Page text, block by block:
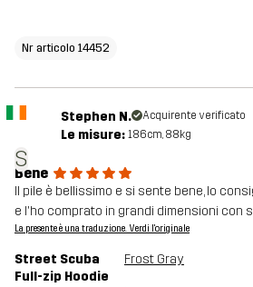
Nr articolo 14452
S
Stephen N. Acquirente verificato
Le misure: 186cm, 88kg
Bene
Il pile è bellissimo e si sente bene, lo
e l'ho comprato in grandi dimensioni con
La presente è una traduzione. Verdi l'originale
Street Scuba
Full-zip Hoodie
Frost Gray